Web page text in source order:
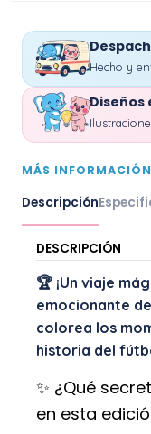
Hecho y
Diseños
MÁS INFORMACIÓN
Descripción
DESCRIPCIÓN
🏆 ¡Un viaje
emocionante
colorea los
historia del
✨ ¿Qué
en esta